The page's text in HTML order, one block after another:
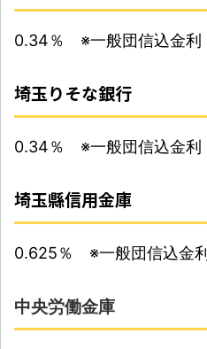
0.34％ ※一般団信込金利
埼玉りそな銀行
0.34％ ※一般団信込金利
埼玉縣信用金庫
0.625％ ※一般団信込金利
中央労働金庫